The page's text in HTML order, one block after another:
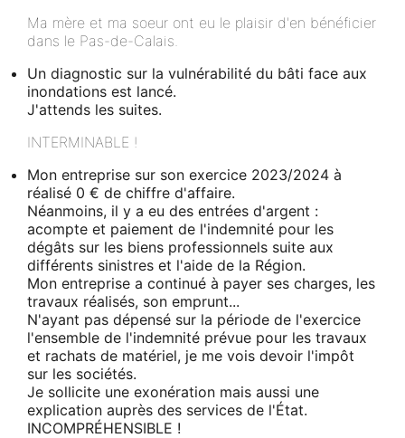
Ma mère et ma soeur ont eu le plaisir d'en bénéficier
dans le Pas-de-Calais.
Un diagnostic sur la vulnérabilité du bâti face aux
inondations est lancé.
J'attends les suites.
INTERMINABLE !
Mon entreprise sur son exercice 2023/2024 à
réalisé 0 € de chiffre d'affaire.
Néanmoins, il y a eu des entrées d'argent :
acompte et paiement de l'indemnité pour les
dégâts sur les biens professionnels suite aux
différents sinistres et l'aide de la Région.
Mon entreprise a continué à payer ses charges, les
travaux réalisés, son emprunt...
N'ayant pas dépensé sur la période de l'exercice
l'ensemble de l'indemnité prévue pour les travaux
et rachats de matériel, je me vois devoir l'impôt
sur les sociétés.
Je sollicite une exonération mais aussi une
explication auprès des services de l'État.
INCOMPRÉHENSIBLE !